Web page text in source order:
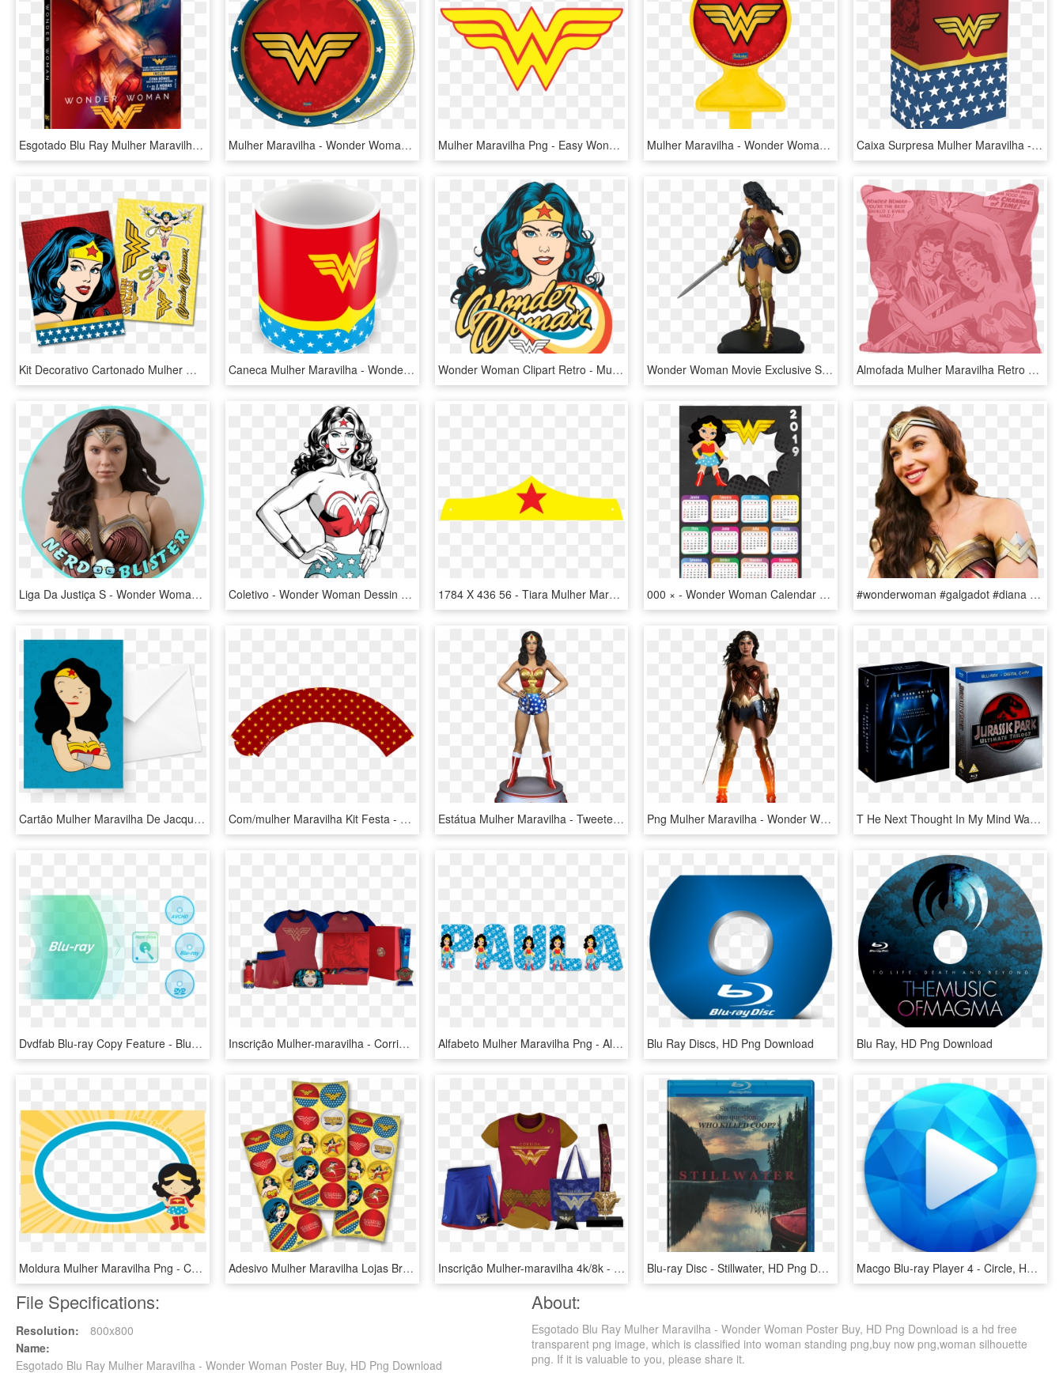
Esgotado Blu Ray Mulher Maravilha - Wonder Woman Poster Buy, HD Png Download Mulher Maravilha - Wonder Woman Paper Plates, HD Png Download Mulher Maravilha Png - Easy Wonder Woman Drawings, Transparent Png Mulher Maravilha - Wonder Woman Logo Comic, HD Png Download Caixa Surpresa Mulher Maravilha - Wonder Woman T Shirt For Girls, HD Png Download
Kit Decorativo Cartonado Mulher Maravilha Festcolor - Wonder Woman Face Png, Transparent Png Caneca Mulher Maravilha - Wonder Woman, HD Png Download Wonder Woman Clipart Retro - Mulher Maravilha Desenho Rosto, HD Png Download Wonder Woman Movie Exclusive Statue - Eaglemoss Busto Mulher Maravilha, HD Png Download Almofada Mulher Maravilha Retro Pink - Wonder Woman, HD Png Download
Liga Da Justiça S - Wonder Woman Bandai, HD Png Download Coletivo - Wonder Woman Dessin Animé, HD Png Download 1784 X 436 56 - Tiara Mulher Maravilha Desenho, HD Png Download 000 × - Wonder Woman Calendar 2019, HD Png Download #wonderwoman #galgadot #diana #mulhermaravilha - Wonder Woman, HD Png Download
Cartão Mulher Maravilha De Jacqueline Limana - Cartão Mulher Maravilha, HD Png Download Com/mulher Maravilha Kit Festa - Bridge Icon Transparent Png, Png Download Estátua Mulher Maravilha - Tweeterhead Lynda Carter Wonder Woman, HD Png Download Png Mulher Maravilha - Wonder Woman Outfit Gal Gadot, Transparent Png T He Next Thought In My Mind Was That The Dark Knight - Batman The Dark Knight Trilogy Blu Ray, HD Png Download
Dvdfab Blu-ray Copy Feature - Blu-ray Disc, HD Png Download Inscrição Mulher-maravilha - Corrida Mulher Maravilha 2019 Rj, HD Png Download Alfabeto Mulher Maravilha Png - Alfabeto De Mulher Maravilha, Transparent Png Blu Ray Discs, HD Png Download Blu Ray, HD Png Download
Moldura Mulher Maravilha Png - Convite Mulher Maravilha Png, Transparent Png Adesivo Mulher Maravilha Lojas Brilhante - Adesivos Da Mulher Maravilha, HD Png Download Inscrição Mulher-maravilha 4k/8k - Corrida Mulher Maravilha Kit, HD Png Download Blu-ray Disc - Stillwater, HD Png Download Macgo Blu-ray Player 4 - Circle, HD Png Download
File Specifications:
Resolution:
800x800
Name:
Esgotado Blu Ray Mulher Maravilha - Wonder Woman Poster Buy, HD Png Download
About:
Esgotado Blu Ray Mulher Maravilha - Wonder Woman Poster Buy, HD Png Download is a hd free
transparent png image, which is classified into woman standing png,buy now png,woman silhouette
png. If it is valuable to you, please share it.